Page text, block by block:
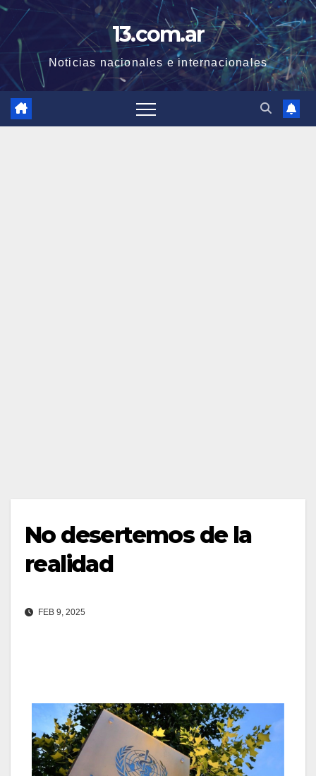
Skip
content
13.com.ar
Noticias nacionales e internacionales
No desertemos de la
realidad
FEB 9, 2025